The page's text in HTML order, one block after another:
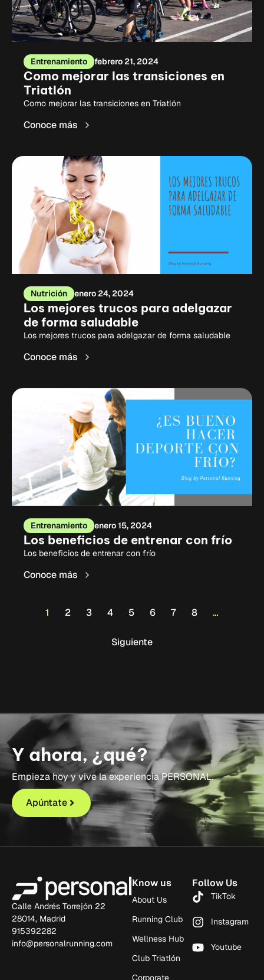
Entrenamiento febrero 21, 2024
Como mejorar las transiciones en
Triatlón
Como mejorar las transiciones en Triatlón
Conoce más
Nutrición enero 24, 2024
Los mejores trucos para adelgazar
de forma saludable
Los mejores trucos para adelgazar de forma saludable
Conoce más
Entrenamiento enero 15, 2024
Los beneficios de entrenar con frío
Los beneficios de entrenar con frío
Conoce más
1 2 3 4 5 6 7 8 …
Siguiente
Y ahora, ¿qué?
Empieza hoy y vive la experiencia PERSONAL.
Apúntate
Calle Andrés Torrejón 22
28014, Madrid
915392282
info@personalrunning.com
Know us
About Us
Running Club
Wellness Hub
Club Triatlón
Corporate
Follow Us
TikTok
Instagram
Youtube